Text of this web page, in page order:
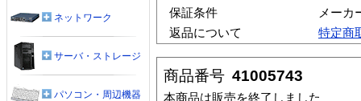
保証条件
メーカ
返品について
特定商
商品番号 41005743
本商品は販売を終了しました
ネットワーク
サーバ・ストレージ
パソコン・周辺機器